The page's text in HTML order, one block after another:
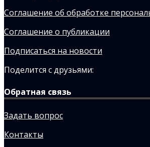
Соглашение об обработке
Соглашение о публикации
Подписаться на новости
Поделится с друзьями:
Обратная связь
Задать вопрос
Контакты